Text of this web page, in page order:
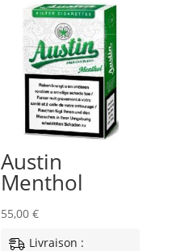
Austin
Menthol
55,00€
Livraison :